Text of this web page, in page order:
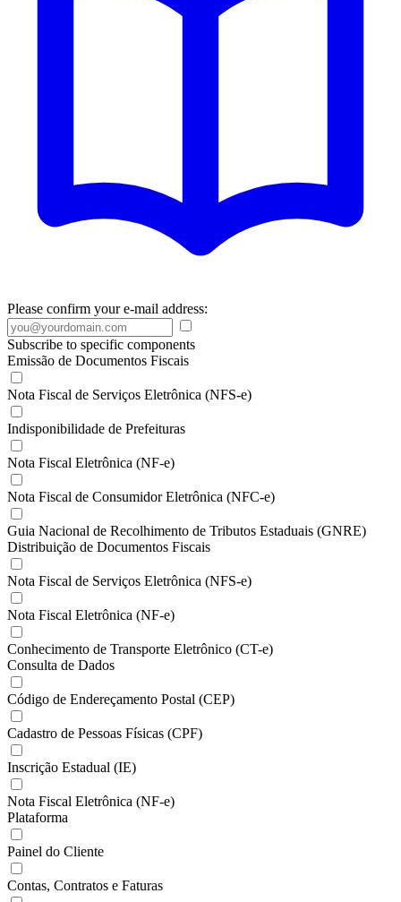
Please confirm your e-mail address:
Subscribe to specific components
Emissão de Documentos Fiscais
Nota Fiscal de Serviços Eletrônica (NFS-e)
Indisponibilidade de Prefeituras
Nota Fiscal Eletrônica (NF-e)
Nota Fiscal de Consumidor Eletrônica (NFC-e)
Guia Nacional de Recolhimento de Tributos Estaduais (GNRE)
Distribuição de Documentos Fiscais
Nota Fiscal de Serviços Eletrônica (NFS-e)
Nota Fiscal Eletrônica (NF-e)
Conhecimento de Transporte Eletrônico (CT-e)
Consulta de Dados
Código de Endereçamento Postal (CEP)
Cadastro de Pessoas Físicas (CPF)
Inscrição Estadual (IE)
Nota Fiscal Eletrônica (NF-e)
Plataforma
Painel do Cliente
Contas, Contratos e Faturas